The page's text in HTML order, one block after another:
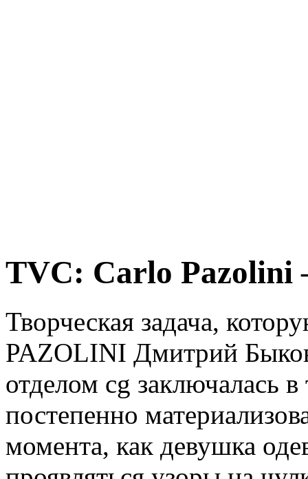
TVC: Carlo
Творческая задача,
PAZOLINI Дмитрий
отделом cg заключалась
постепенно
момента, как девушка